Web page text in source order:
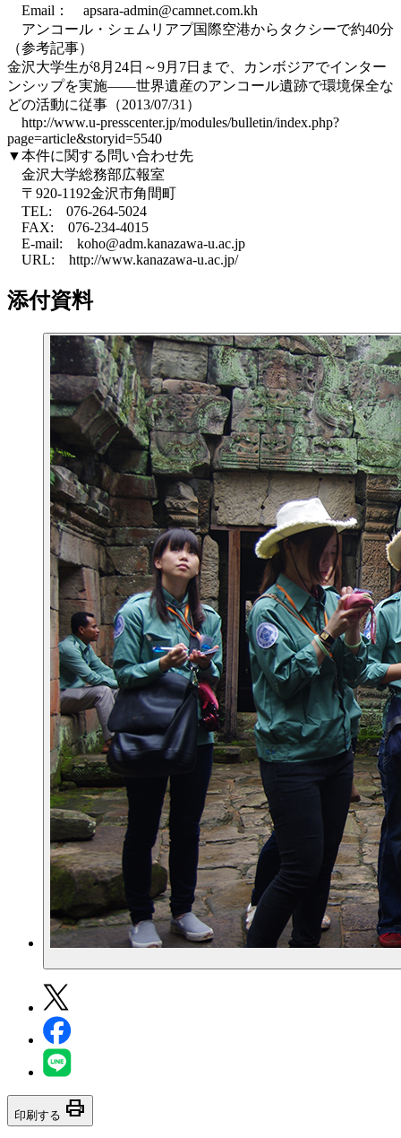
Email： apsara-admin@camnet.com.kh
アンコール・シェムリアプ国際空港からタクシーで約40分
（参考記事）
金沢大学生が8月24日～9月7日まで、カンボジアでインター
ンシップを実施――世界遺産のアンコール遺跡で環境保全な
どの活動に従事（2013/07/31）
http://www.u-presscenter.jp/modules/bulletin/index.php?
page=article&storyid=5540
▼本件に関する問い合わせ先
金沢大学総務部広報室
〒920-1192金沢市角間町
TEL: 076-264-5024
FAX: 076-234-4015
E-mail: koho@adm.kanazawa-u.ac.jp
URL: http://www.kanazawa-u.ac.jp/
添付資料
印刷する print